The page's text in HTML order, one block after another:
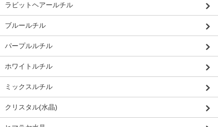
ラビットヘアールチル
ブルールチル
パープルルチル
ホワイトルチル
ミックスルチル
クリスタル(水晶)